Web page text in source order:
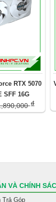
RTX 5070
SFF 16G
đ
VÀ CHÍNH
Trả Góp